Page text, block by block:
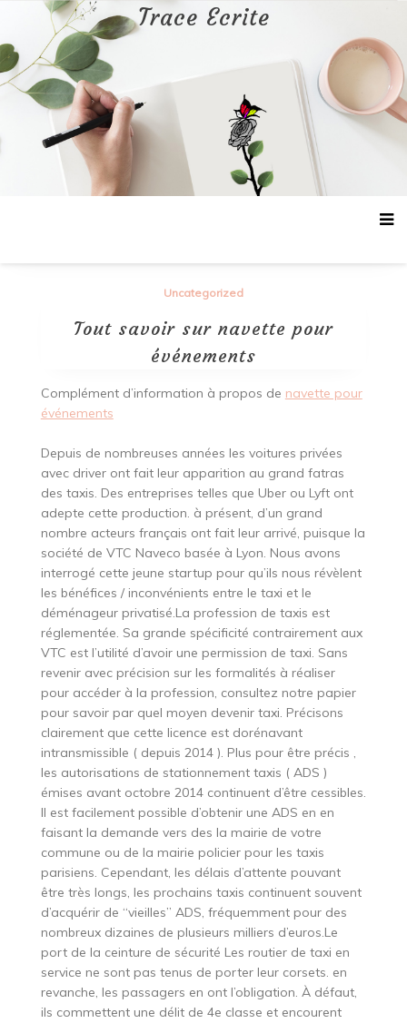
contenu
Trace Ecrite
Uncategorized
Tout savoir sur navette pour
événements
Complément d’information à propos de navette pour
événements
Depuis de nombreuses années les voitures privées
avec driver ont fait leur apparition au grand fatras
des taxis. Des entreprises telles que Uber ou Lyft ont
adepte cette production. à présent, d’un grand
nombre acteurs français ont fait leur arrivé, puisque la
société de VTC Naveco basée à Lyon. Nous avons
interrogé cette jeune startup pour qu’ils nous révèlent
les bénéfices / inconvénients entre le taxi et le
déménageur privatisé.La profession de taxis est
réglementée. Sa grande spécificité contrairement aux
VTC est l’utilité d’avoir une permission de taxi. Sans
revenir avec précision sur les formalités à réaliser
pour accéder à la profession, consultez notre papier
pour savoir par quel moyen devenir taxi. Précisons
clairement que cette licence est dorénavant
intransmissible ( depuis 2014 ). Plus pour être précis ,
les autorisations de stationnement taxis ( ADS )
émises avant octobre 2014 continuent d’être cessibles.
Il est facilement possible d’obtenir une ADS en en
faisant la demande vers des la mairie de votre
commune ou de la mairie policier pour les taxis
parisiens. Cependant, les délais d’attente pouvant
être très longs, les prochains taxis continuent souvent
d’acquérir de “vieilles” ADS, fréquemment pour des
nombreux dizaines de plusieurs milliers d’euros.Le
port de la ceinture de sécurité Les routier de taxi en
service ne sont pas tenus de porter leur corsets. en
revanche, les passagers en ont l’obligation. À défaut,
ils commettent une délit de 4e classe et encourent